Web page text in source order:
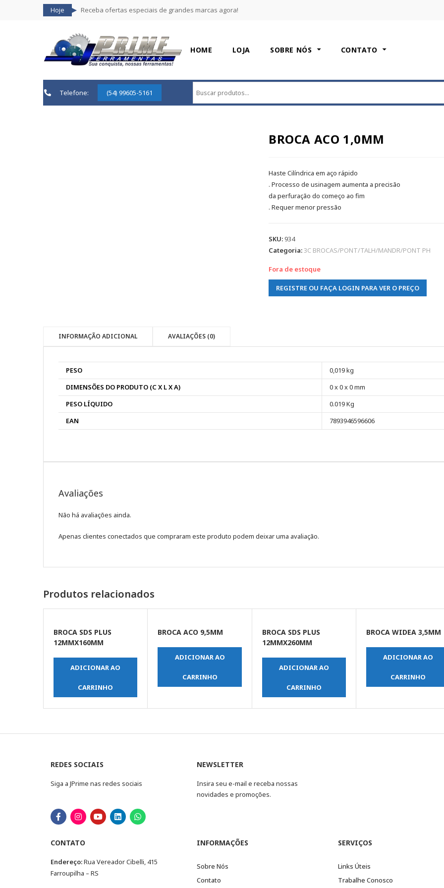
Hoje Receba ofertas especiais de grandes marcas agora!
HOME LOJA SOBRE NÓS CONTATO
Telefone: (54) 99605-5161
BROCA ACO 1,0MM
Haste Cilíndrica em aço rápido
. Processo de usinagem aumenta a precisão
da perfuração do começo ao fim
. Requer menor pressão
SKU:934
Categoria:3C BROCAS/PONT/TALH/MANDR/PONT PH
Fora de estoque
REGISTRE OU FAÇA LOGIN PARA VER O PREÇO
INFORMAÇÃO ADICIONAL AVALIAÇÕES (0)
PESO
0,019 kg
DIMENSÕES DO PRODUTO (C X L X A)
0 x 0 x 0 mm
PESO LÍQUIDO
0.019 Kg
EAN
7893946596606
Avaliações
Não há avaliações ainda.
Apenas clientes conectados que compraram este produto podem deixar uma avaliação.
Produtos relacionados
BROCA SDS PLUS
12MMX160MM
ADICIONAR AO
CARRINHO
BROCA ACO 9,5MM
ADICIONAR AO
CARRINHO
BROCA SDS PLUS
12MMX260MM
ADICIONAR AO
CARRINHO
BROCA WIDEA 3,5MM
ADICIONAR AO
CARRINHO
REDES SOCIAIS
Siga a JPrime nas redes sociais
NEWSLETTER
Insira seu e-mail e receba nossas
novidades e promoções.
CONTATO
Endereço:Rua Vereador Cibelli, 415
Farroupilha – RS
INFORMAÇÕES
Sobre Nós
Contato
SERVIÇOS
Links Úteis
Trabalhe Conosco